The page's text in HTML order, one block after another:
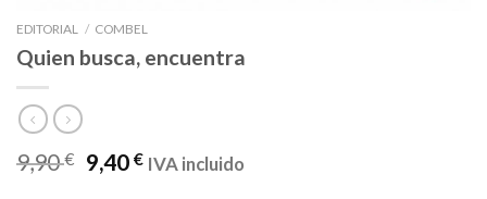
EDITORIAL / COMBEL
Quien busca, encuentra
9,90€ 9,40€ IVA incluido